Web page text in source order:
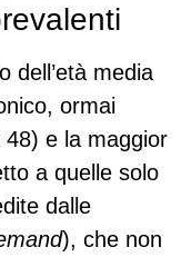
dell’età media
ormai
e la maggior
a quelle solo
dalle
), che non